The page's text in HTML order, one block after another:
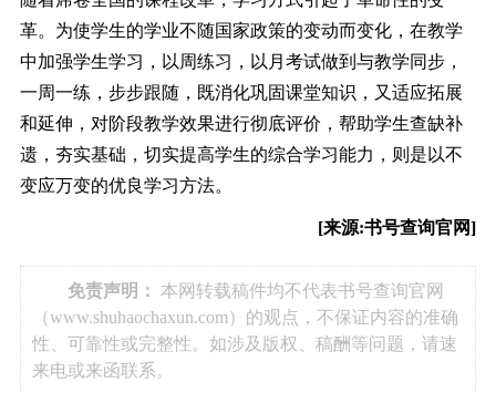
革。为使学生的学业不随国家政策的变动而变化，在教学
中加强学生学习，以周练习，以月考试做到与教学同步，
一周一练，步步跟随，既消化巩固课堂知识，又适应拓展
和延伸，对阶段教学效果进行彻底评价，帮助学生查缺补
遗，夯实基础，切实提高学生的综合学习能力，则是以不
变应万变的优良学习方法。
[来源:书号查询官网]
免责声明： 本网转载稿件均不代表书号查询官网
（www.shuhaochaxun.com）的观点，不保证内容的准确
性、可靠性或完整性。如涉及版权、稿酬等问题，请速
来电或来函联系。